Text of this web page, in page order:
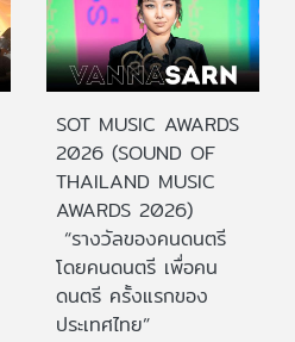
SOT MUSIC AWARDS
2026 (SOUND OF
THAILAND MUSIC
AWARDS 2026)
“รางวัลของคนดนตรี
โดยคนดนตรี เพื่อคน
ดนตรี ครั้งแรกของ
ประเทศไทย”